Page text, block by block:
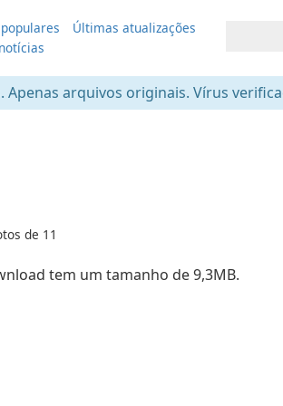
Últimas atualizações
arquivos originais. Vírus
de 11
tem um tamanho de 9,3MB.